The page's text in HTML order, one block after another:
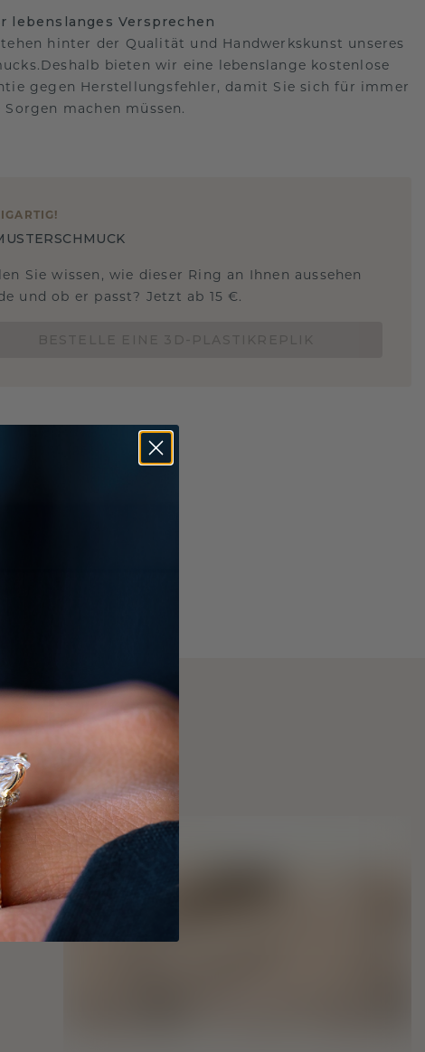
lebenslanges Versprechen
hinter der Qualität und Handwerkskunst unseres
bieten wir eine lebenslange kostenlose
gegen Herstellungsfehler, damit Sie sich für immer
Sorgen machen müssen.
!
Sie wissen, wie dieser Ring an Ihnen aussehen
und ob er passt? Jetzt ab 15 €.